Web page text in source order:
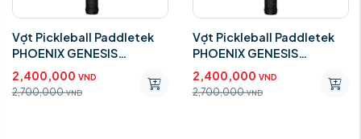
Vợt Pickleball Paddletek
PHOENIX GENESIS
CARBON Red 14mm
2,400,000 VND
2,700,000 VND
Vợt Pickleball Paddletek
PHOENIX GENESIS
2,400,000 VND
2,700,000 VND